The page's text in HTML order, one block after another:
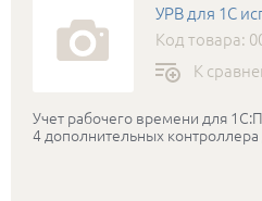
УРВ для 1С
Код товара:
К
Учет рабочего времени для
4 дополнительных контроллера